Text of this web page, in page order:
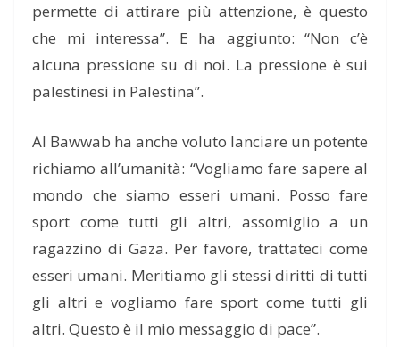
permette di attirare più attenzione, è questo
che mi interessa”. E ha aggiunto: “Non c’è
alcuna pressione su di noi. La pressione è sui
palestinesi in Palestina”.
Al Bawwab ha anche voluto lanciare un potente
richiamo all’umanità: “Vogliamo fare sapere al
mondo che siamo esseri umani. Posso fare
sport come tutti gli altri, assomiglio a un
ragazzino di Gaza. Per favore, trattateci come
esseri umani. Meritiamo gli stessi diritti di tutti
gli altri e vogliamo fare sport come tutti gli
altri. Questo è il mio messaggio di pace”.